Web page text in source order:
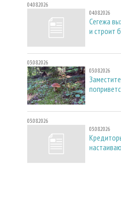
04.08.2026
04.08.2026
Сегежа
и строит
03.08.2026
03.08.2026
03.08.2026
03.08.2026